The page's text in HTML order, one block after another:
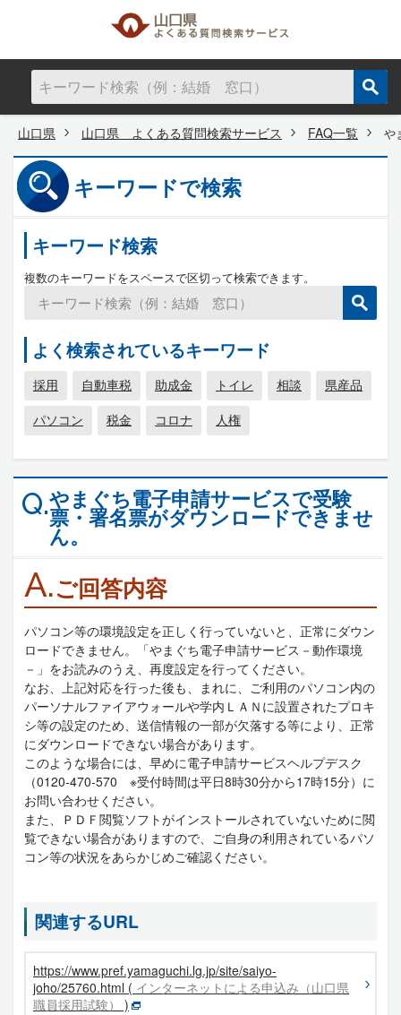
山口県 山口県 よくある質問検索サービス FAQ一覧 や
キーワードで検索
キーワード検索
複数のキーワードをスペースで区切って検索できます。
よく検索されているキーワード
採用 自動車税 助成金 トイレ 相談
県産品
パソコン
税金 コロナ 人権
Q.やまぐち電子申請サービスで受験
票・署名票がダウンロードできませ
ん。
A.ご回答内容
パソコン等の環境設定を正しく行っていないと、正常にダウン
ロードできません。「やまぐち電子申請サービス－動作環境
－」をお読みのうえ、再度設定を行ってください。
なお、上記対応を行った後も、まれに、ご利用のパソコン内の
パーソナルファイアウォールや学内ＬＡＮに設置されたプロキ
シ等の設定のため、送信情報の一部が欠落する等により、正常
にダウンロードできない場合があります。
このような場合には、早めに電子申請サービスヘルプデスク
（0120-470-570 ※受付時間は平日8時30分から17時15分）に
お問い合わせください。
また、ＰＤＦ閲覧ソフトがインストールされていないために閲
覧できない場合がありますので、ご自身の利用されているパソ
コン等の状況をあらかじめご確認ください。
関連するURL
https://www.pref.yamaguchi.lg.jp/site/saiyo-
joho/25760.html ( インターネットによる申込み（山口県
職員採用試験）
)